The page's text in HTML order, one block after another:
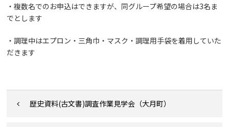
・複数名でのお申込はできますが、同グループ希望の場合は3名ま
でとします
・調理中はエプロン・三角巾・マスク・調理用手袋を着用していた
だきます
歴史資料(古文書)調査作業見学会（大月町）